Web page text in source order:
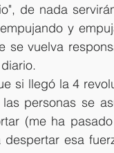
de nada
y
se vuelva
si llegó la 4
personas se
(me ha
esa